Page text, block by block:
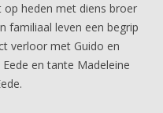
heden met diens broer
familiaal leven een begrip
verloor met Guido en
en tante Madeleine